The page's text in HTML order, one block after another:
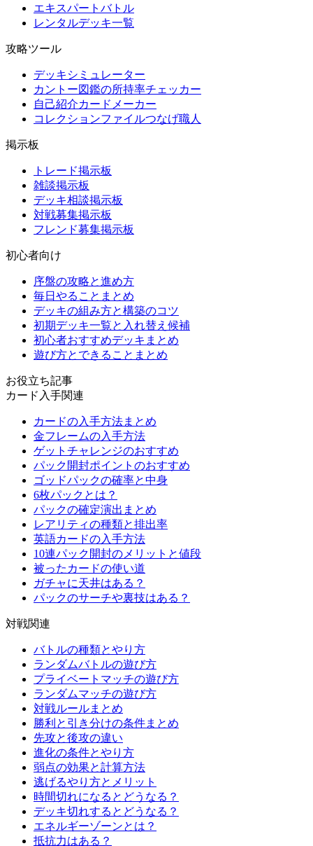
エキスパートバトル
レンタルデッキ一覧
攻略ツール
デッキシミュレーター
カントー図鑑の所持率チェッカー
自己紹介カードメーカー
コレクションファイルつなげ職人
掲示板
トレード掲示板
雑談掲示板
デッキ相談掲示板
対戦募集掲示板
フレンド募集掲示板
初心者向け
序盤の攻略と進め方
毎日やることまとめ
デッキの組み方と構築のコツ
初期デッキ一覧と入れ替え候補
初心者おすすめデッキまとめ
遊び方とできることまとめ
お役立ち記事
カード入手関連
カードの入手方法まとめ
金フレームの入手方法
ゲットチャレンジのおすすめ
パック開封ポイントのおすすめ
ゴッドパックの確率と中身
6枚パックとは？
パックの確定演出まとめ
レアリティの種類と排出率
英語カードの入手方法
10連パック開封のメリットと値段
被ったカードの使い道
ガチャに天井はある？
パックのサーチや裏技はある？
対戦関連
バトルの種類とやり方
ランダムバトルの遊び方
プライベートマッチの遊び方
ランダムマッチの遊び方
対戦ルールまとめ
勝利と引き分けの条件まとめ
先攻と後攻の違い
進化の条件とやり方
弱点の効果と計算方法
逃げるやり方とメリット
時間切れになるとどうなる？
デッキ切れするとどうなる？
エネルギーゾーンとは？
抵抗力はある？